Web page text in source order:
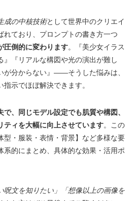
成の中核技術として世界中のクリエイ
れており、プロンプトの書き方一つ
圧倒的に変わります。『美少女イラス
』『リアルな構図や光の演出が難し
が分からない』――そうした悩みは、
示でほぼ解決できます。
、同じモデル設定でも肌質や構図、
ティを大幅に向上させています。この
型・服装・表情・背景】など多様な要
系的にまとめ、具体的な効果・活用ポ
呪文を知りたい」「想像以上の画像を